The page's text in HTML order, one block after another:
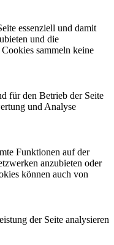
essenziell und damit
und die
sammeln keine
für den Betrieb der Seite
und Analyse
Funktionen auf der
anzubieten oder
können auch von
der Seite analysieren